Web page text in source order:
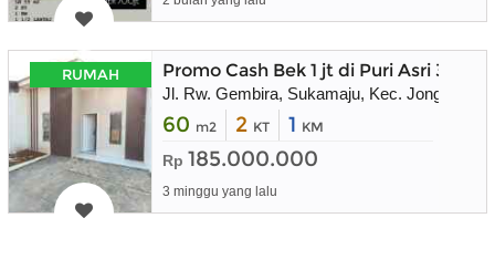
RUMAH Promo Cash Bek 1 jt di Puri Asri 3
Jl. Rw. Gembira, Sukamaju, Kec. Jonggol,
60 m2 2 KT 1 KM
Rp 185.000.000
3 minggu yang lalu